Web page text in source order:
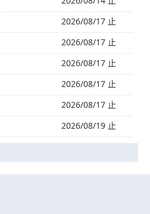
2026/08/17 止
2026/08/17 止
2026/08/17 止
2026/08/17 止
2026/08/17 止
2026/08/19 止